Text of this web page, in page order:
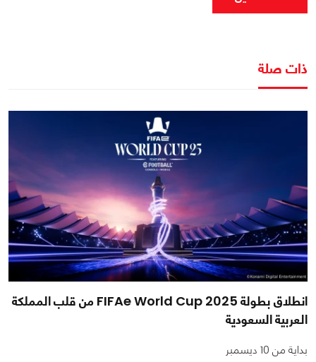
ذات صلة
انطلاق بطولة FIFAe World Cup 2025 من قلب المملكة
العربية السعودية
بداية من 10 ديسمبر